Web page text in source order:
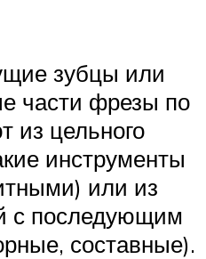
зубцы или
части фрезы по
из цельного
инструменты
или из
с последующим
составные).